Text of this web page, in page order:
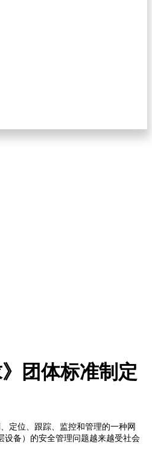
团体标准制定
定位、跟踪、监控和管理的一种网
设备）的安全管理问题越来越受社会